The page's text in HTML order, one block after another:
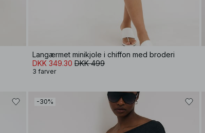
Langærmet minikjole i chiffon med broderi
DKK 349.30 DKK 499
3 farver
-30%